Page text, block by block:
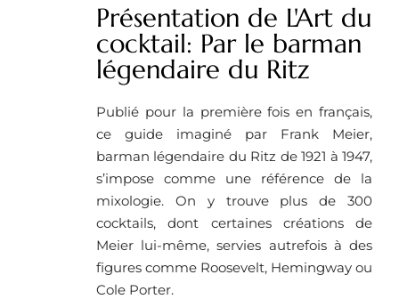
Présentation de L'Art du
cocktail: Par le barman
légendaire du Ritz
Publié pour la première fois en français,
ce guide imaginé par Frank Meier,
barman légendaire du Ritz de 1921 à 1947,
s’impose comme une référence de la
mixologie. On y trouve plus de 300
cocktails, dont certaines créations de
Meier lui-même, servies autrefois à des
figures comme Roosevelt, Hemingway ou
Cole Porter.